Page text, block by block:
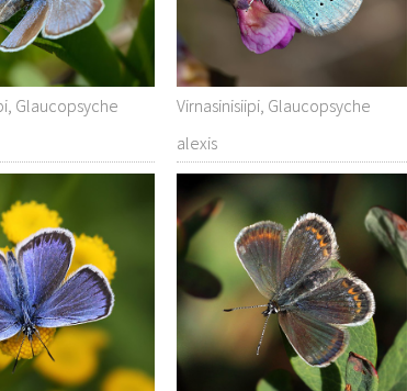
Glaucopsyche
Virnasinisiipi, Glaucopsyche
alexis